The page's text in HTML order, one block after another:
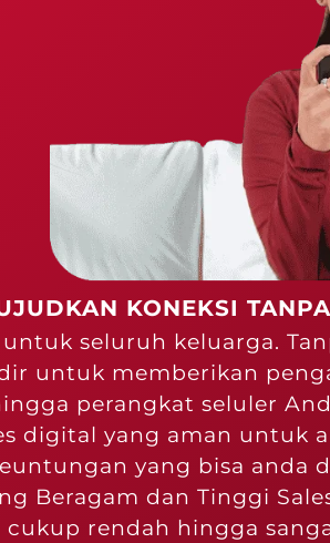
KONEKSI
seluruh keluarga.
untuk memberikan
perangkat seluler
digital yang aman untuk
yang bisa anda
Beragam dan Tinggi
rendah hingga